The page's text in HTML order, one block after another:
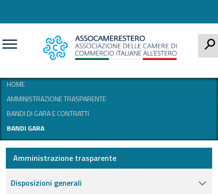
HOME
AMMINISTRAZIONE TRASPARENTE
BANDI DI GARA E CONTRATTI
BANDI GARA
Amministrazione trasparente
Disposizioni generali